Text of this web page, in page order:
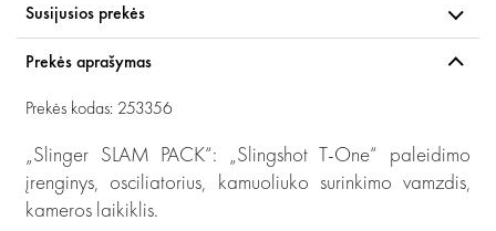
Susijusios prekės
Prekės aprašymas
Prekės kodas: 253356
„Slinger SLAM PACK“: „Slingshot T-One“ paleidimo
įrenginys, osciliatorius, kamuoliuko surinkimo vamzdis,
kameros laikiklis.